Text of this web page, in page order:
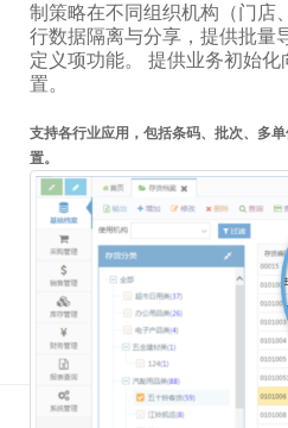
制策略在不同组织机构（门店
行数据隔离与分享，提供批量
定义项功能。 提供业务初始
置。
支持各行业应用，包括条码、批次、多
置。